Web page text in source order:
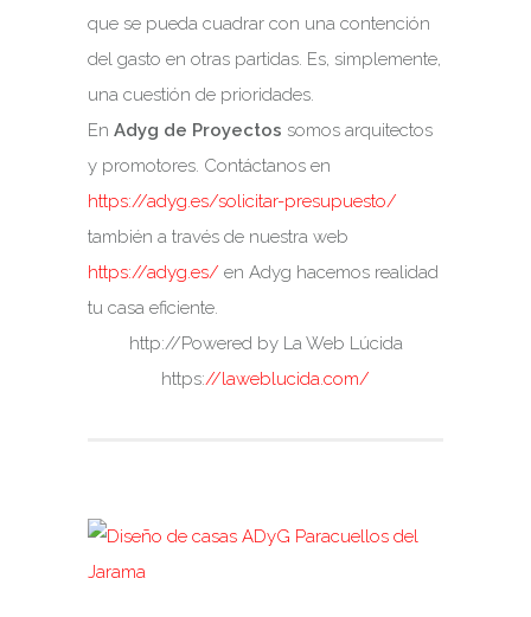
que se pueda cuadrar con una contención
del gasto en otras partidas. Es, simplemente,
una cuestión de prioridades.
En Adyg de Proyectos somos arquitectos
y promotores. Contáctanos en
https://adyg.es/solicitar-presupuesto/
también a través de nuestra web
https://adyg.es/ en Adyg hacemos realidad
tu casa eficiente.
http://Powered by La Web Lúcida
https://laweblucida.com/